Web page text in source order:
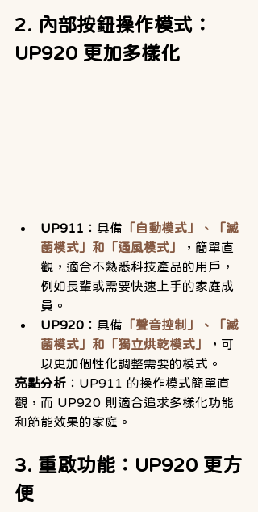
2. 內部按鈕操作模式：
UP920 更加多樣化
UP911 ：具備 「自動模式」、「滅
菌模式」和「通風模式」
，簡單直
觀，適合不熟悉科技產品的用戶，
例如長輩或需要快速上手的家庭成
員。
UP920 ：具備 「聲音控制」、「滅
菌模式」和「獨立烘乾模式」
，可
以更加個性化調整需要的模式。
亮點分析 ：UP911 的操作模式簡單直
觀，而 UP920 則適合追求多樣化功能
和節能效果的家庭。
3. 重啟功能：UP920 更方
便